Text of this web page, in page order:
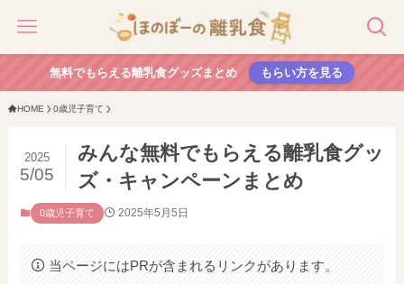
無料でもらえる離乳食グッズまとめ もらい方を見る
HOME 0歳児子育て
みんな無料でもらえる離乳食グッ
ズ・キャンペーンまとめ
2025
5/05
0歳児子育て 2025年5月5日
当ページにはPRが含まれるリンクがあります。